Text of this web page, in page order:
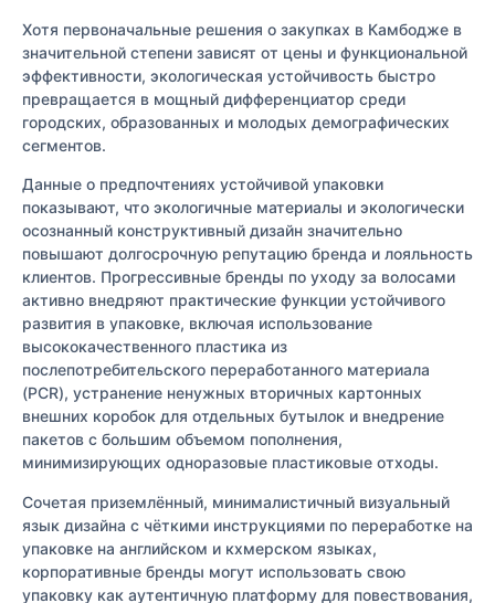
Хотя первоначальные решения о закупках в Камбодже в
значительной степени зависят от цены и функциональной
эффективности, экологическая устойчивость быстро
превращается в мощный дифференциатор среди
городских, образованных и молодых демографических
сегментов.
Данные о предпочтениях устойчивой упаковки
показывают, что экологичные материалы и экологически
осознанный конструктивный дизайн значительно
повышают долгосрочную репутацию бренда и лояльность
клиентов. Прогрессивные бренды по уходу за волосами
активно внедряют практические функции устойчивого
развития в упаковке, включая использование
высококачественного пластика из
послепотребительского переработанного материала
(PCR), устранение ненужных вторичных картонных
внешних коробок для отдельных бутылок и внедрение
пакетов с большим объемом пополнения,
минимизирующих одноразовые пластиковые отходы.
Сочетая приземлённый, минималистичный визуальный
язык дизайна с чёткими инструкциями по переработке на
упаковке на английском и кхмерском языках,
корпоративные бренды могут использовать свою
упаковку как аутентичную платформу для повествования,